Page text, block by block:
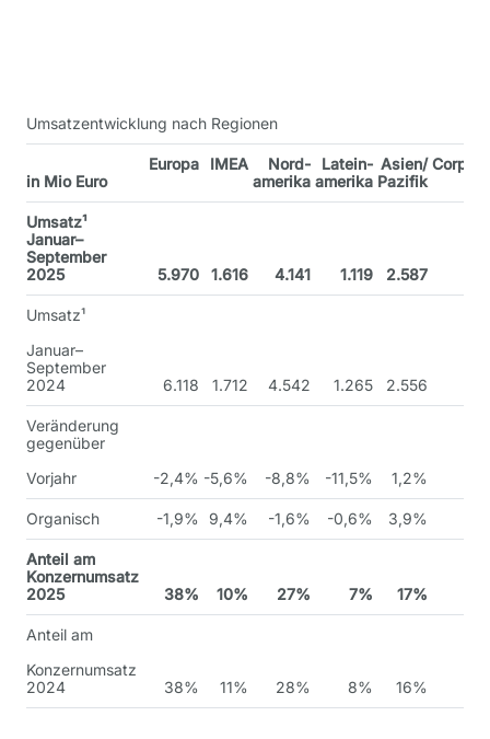
Umsatzentwicklung nach Regionen
in Mio Euro
Europa IMEA
Nord-
amerika
Latein-
amerika
Asien/
Pazifik
Umsatz¹
Januar–
September
2025
5.970 1.616 4.141 1.119 2.587
Umsatz¹
Januar–
September
2024
6.118 1.712 4.542 1.265 2.556
Veränderung
gegenüber
Vorjahr
-2,4% -5,6% -8,8% -11,5% 1,2%
Organisch -1,9% 9,4% -1,6% -0,6% 3,9%
Anteil am
Konzernumsatz
2025
38% 10% 27% 7% 17%
Anteil am
Konzernumsatz
2024
38% 11% 28% 8% 16%